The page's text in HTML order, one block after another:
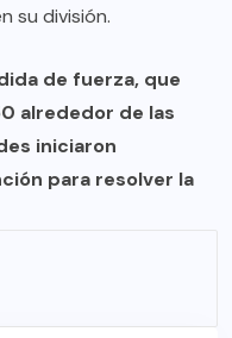
su división.
de fuerza, que
alrededor de las
iniciaron
para resolver la